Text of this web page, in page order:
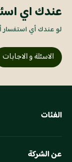
عندك اي
لو عندك أي استفسار
الاسئلة و الاجابات
الفئات
عن الشركة